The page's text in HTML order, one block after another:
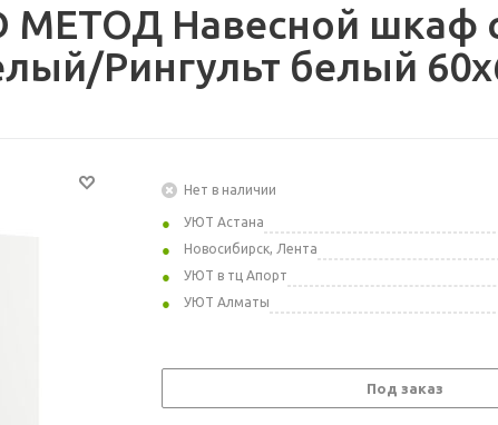
МЕТОД Навесной шкаф
Рингульт белый
Нет в наличии
УЮТ Астана
Новосибирск, Лента
УЮТ в тц Апорт
УЮТ Алматы
Под заказ